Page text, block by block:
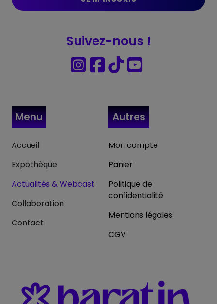
Suivez-nous !
Menu
Accueil
Expothèque
Actualités & Webcast
Collaboration
Contact
Autres
Mon compte
Panier
Politique de
confidentialité
Mentions légales
CGV